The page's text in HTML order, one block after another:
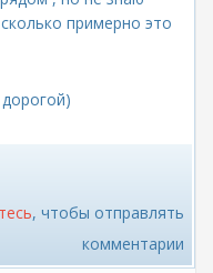
примерно это
, чтобы отправлять
комментарии